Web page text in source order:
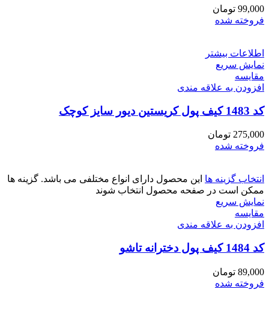
99,000 تومان
فروخته شده
اطلاعات بیشتر
نمایش سریع
مقايسه
افزودن به علاقه مندی
کد 1483 کیف پول کریستین دیور سایز کوچک
275,000 تومان
فروخته شده
انتخاب گزینه ها این محصول دارای انواع مختلفی می باشد. گزینه ها
ممکن است در صفحه محصول انتخاب شوند
نمایش سریع
مقايسه
افزودن به علاقه مندی
کد 1484 کیف پول دخترانه تاشو
89,000 تومان
فروخته شده